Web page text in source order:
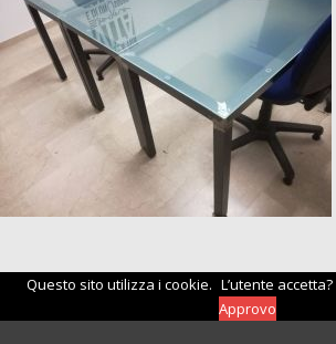
Questo sito utilizza i cookie. L’utente accetta?
Approvo